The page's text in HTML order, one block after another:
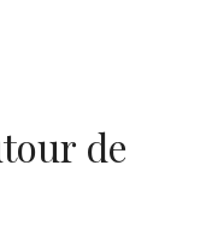
de